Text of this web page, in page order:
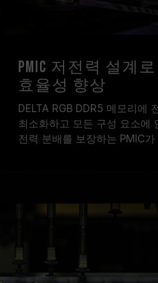
PMIC 저전력 설계
효율성 향상
DELTA RGB DDR5 메모리에
최소화하고 모든 구성 요소에
전력 분배를 보장하는 PMIC